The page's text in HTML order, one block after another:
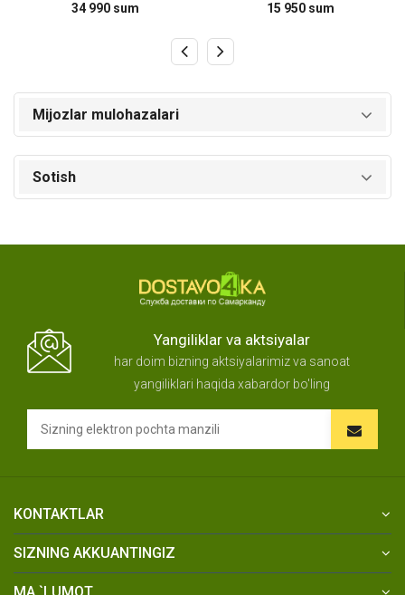
34 990 sum
15 950 sum
Mijozlar mulohazalari
Sotish
Yangiliklar va aktsiyalar
har doim bizning aktsiyalarimiz va sanoat
yangiliklari haqida xabardor bo'ling
KONTAKTLAR
SIZNING AKKUANTINGIZ
MA `LUMOT